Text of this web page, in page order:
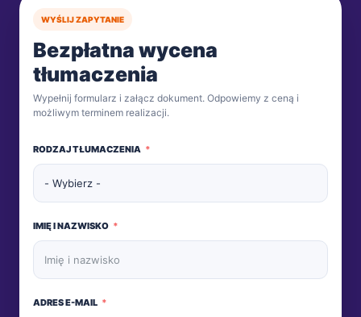
WYŚLIJ ZAPYTANIE
Bezpłatna wycena
tłumaczenia
Wypełnij formularz i załącz dokument. Odpowiemy z ceną i
możliwym terminem realizacji.
RODZAJ TŁUMACZENIA
IMIĘ I NAZWISKO
ADRES E-MAIL